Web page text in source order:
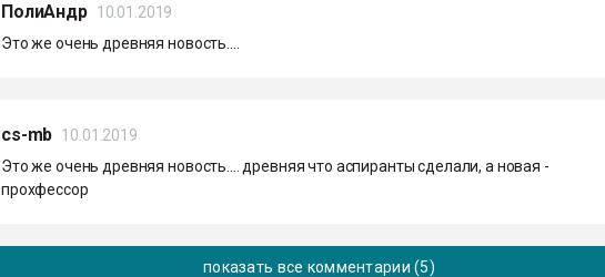
ПолиАндр 10.01.2019
Это же очень древняя новость....
cs-mb 10.01.2019
Это же очень древняя новость.... древняя что аспиранты сделали, а новая -
прохфессор
показать все комментарии (5)